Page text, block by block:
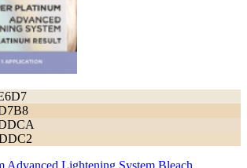
Advanced Lightening System Bleach